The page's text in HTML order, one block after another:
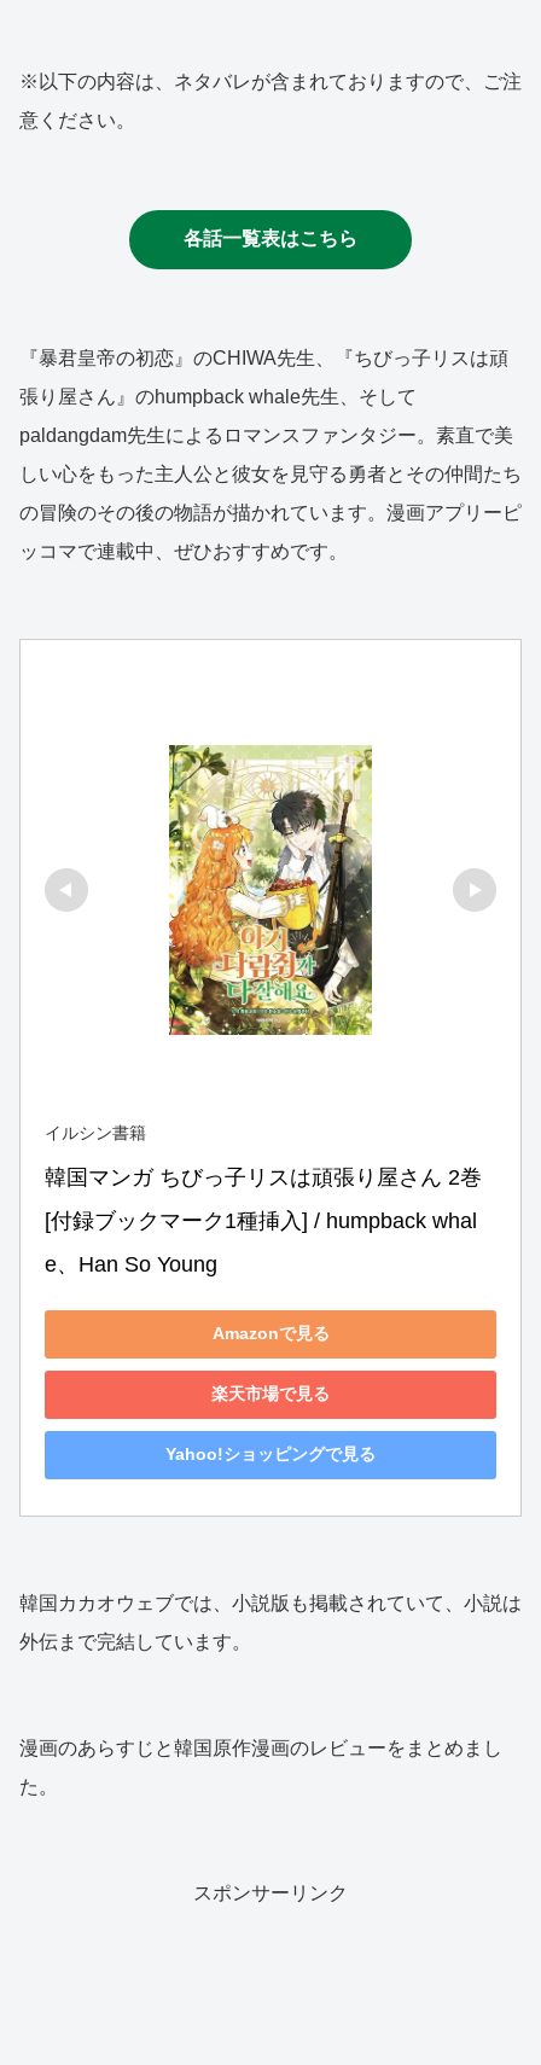
※以下の内容は、ネタバレが含まれておりますので、ご注
意ください。
各話一覧表はこちら
『暴君皇帝の初恋』のCHIWA先生、『ちびっ子リスは頑
張り屋さん』のhumpback whale先生、そして
paldangdam先生によるロマンスファンタジー。素直で美
しい心をもった主人公と彼女を見守る勇者とその仲間たち
の冒険のその後の物語が描かれています。漫画アプリーピ
ッコマで連載中、ぜひおすすめです。
イルシン書籍
韓国マンガ ちびっ子リスは頑張り屋さん 2巻
[付録ブックマーク1種挿入] / humpback whal
e、Han So Young
Amazonで見る
楽天市場で見る
Yahoo!ショッピングで見る
韓国カカオウェブでは、小説版も掲載されていて、小説は
外伝まで完結しています。
漫画のあらすじと韓国原作漫画のレビューをまとめまし
た。
スポンサーリンク